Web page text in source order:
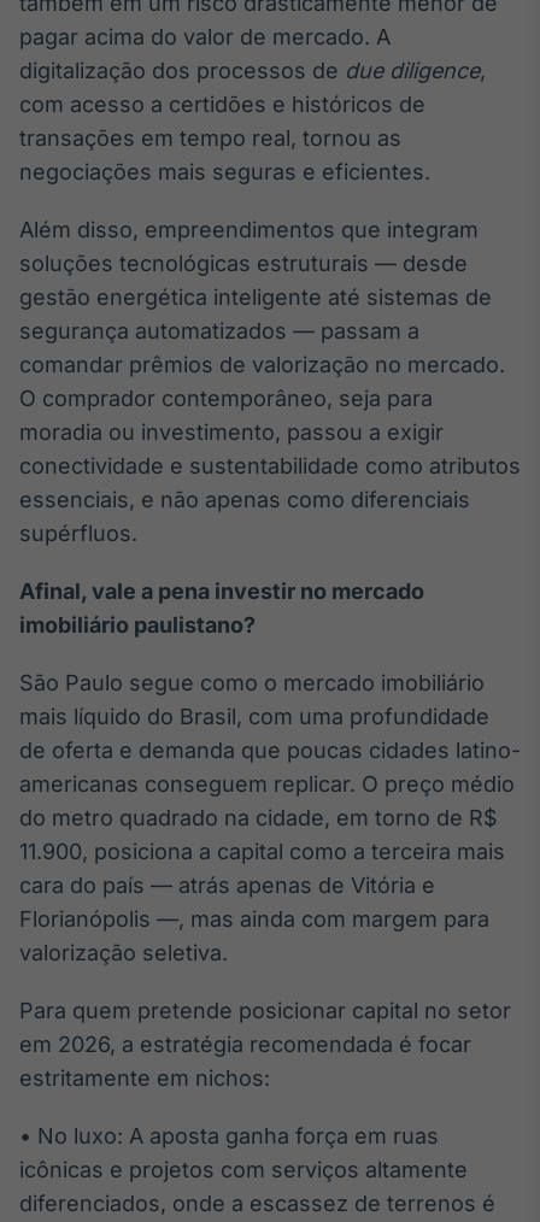
pagar acima do valor de mercado. A
digitalização dos processos de due diligence,
com acesso a certidões e históricos de
transações em tempo real, tornou as
negociações mais seguras e eficientes.
Além disso, empreendimentos que integram
soluções tecnológicas estruturais — desde
gestão energética inteligente até sistemas de
segurança automatizados — passam a
comandar prêmios de valorização no mercado.
O comprador contemporâneo, seja para
moradia ou investimento, passou a exigir
conectividade e sustentabilidade como atributos
essenciais, e não apenas como diferenciais
supérfluos.
Afinal, vale a pena investir no mercado
imobiliário paulistano?
São Paulo segue como o mercado imobiliário
mais líquido do Brasil, com uma profundidade
de oferta e demanda que poucas cidades latino-
americanas conseguem replicar. O preço médio
do metro quadrado na cidade, em torno de R$
11.900, posiciona a capital como a terceira mais
cara do país — atrás apenas de Vitória e
Florianópolis —, mas ainda com margem para
valorização seletiva.
Para quem pretende posicionar capital no setor
em 2026, a estratégia recomendada é focar
estritamente em nichos:
• No luxo: A aposta ganha força em ruas
icônicas e projetos com serviços altamente
diferenciados, onde a escassez de terrenos é